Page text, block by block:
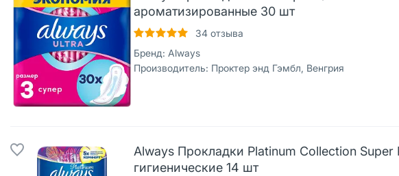
ароматизированные 30 шт
34 отзыва
Бренд: Always
Производитель: Проктер энд Гэмбл, Венгрия
Always Прокладки Platinum Collection Super
гигиенические 14 шт